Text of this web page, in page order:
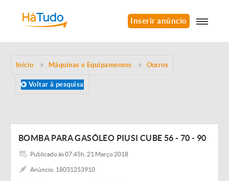
Inserir anúncio
Início Máquinas e Equipamentos Outros
Voltar à pesquisa
BOMBA PARA GASÓLEO PIUSI CUBE 56 - 70 - 90
Publicado às 07:45h, 21 Março 2018
Anúncio: 18031253910